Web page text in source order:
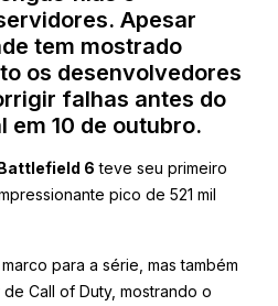
Apesar
tem mostrado
os desenvolvedores
falhas antes do
10 de outubro.
6 teve seu primeiro
pico de 521 mil
para a série, mas também
Call of Duty, mostrando o